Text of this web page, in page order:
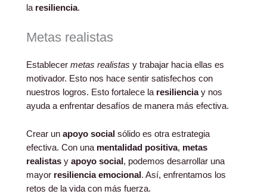
la resiliencia.
Metas realistas
Establecer metas realistas y trabajar hacia ellas es
motivador. Esto nos hace sentir satisfechos con
nuestros logros. Esto fortalece la resilienciay nos
ayuda a enfrentar desafíos de manera más efectiva.
Crear un apoyo social sólido es otra estrategia
efectiva. Con una mentalidad positiva, metas
realistas y apoyo social , podemos desarrollar una
mayor resiliencia emocional . Así, enfrentamos los
retos de la vida con más fuerza.